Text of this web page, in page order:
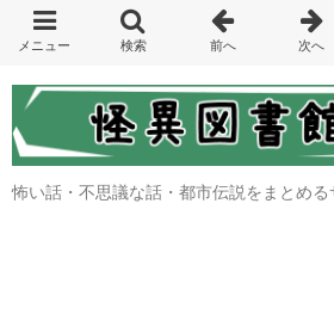
怖い話・不思議な話・都市伝説をまとめる